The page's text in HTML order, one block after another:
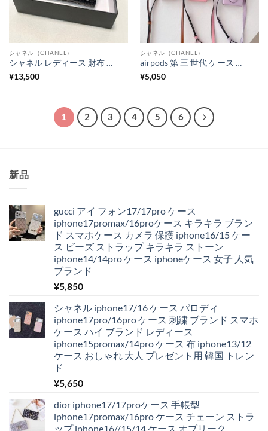
シャネル（CHANEL）
シャネル レディース 財布 カメリア 二 つ折り 財布 ブランド chanel の 財布 可愛い 女性 に プレゼント
¥13,500
シャネル（CHANEL）
airpods 第 三 世代 ケース ブランド gucci風 airpods1/2 ケース ショルダー イヤホンケース 可愛い グッチホースビット ヘッドフォン ケース 革 イヤホンポーチ
¥5,050
1 2 3 4 5 6
新品
gucci アイ フォン17/17pro ケース
iphone17promax/16proケース キラキラ ブラン
ド スマホケース カメラ 保護 iphone16/15 ケー
ス ビーズ ストラップ キラキラ ストーン
iphone14/14pro ケース iphoneケース 女子 人気
ブランド
¥5,850
シャネル iphone17/16 ケース パロディ
iphone17pro/16pro ケース 刺繍 ブランド スマホ
ケース ハイ ブランド レディース
iphone15promax/14pro ケース 布 iphone13/12
ケース おしゃれ 大人 プレゼント用 韓国 トレン
ド
¥5,650
dior iphone17/17proケース 手帳型
iphone17promax/16pro ケース チェーン ストラ
ップ iphone16//15/14 ケース オブリーク